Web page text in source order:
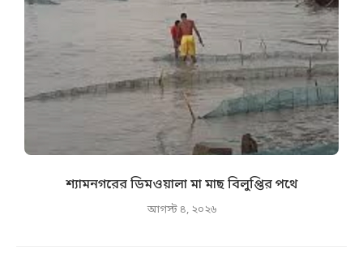
শ্যামনগরের ডিমওয়ালা মা মাছ বিলুপ্তির পথে
আগস্ট ৪, ২০২৬